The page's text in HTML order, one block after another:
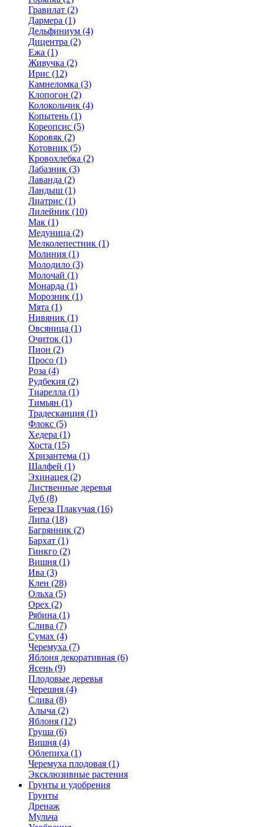
Гравилат (2)
Дармера (1)
Дельфиниум (4)
Дицентра (2)
Ежа (1)
Живучка (2)
Ирис (12)
Камнеломка (3)
Клопогон (2)
Колокольчик (4)
Копытень (1)
Кореопсис (5)
Коровяк (2)
Котовник (5)
Кровохлебка (2)
Лабазник (3)
Лаванда (2)
Ландыш (1)
Лиатрис (1)
Лилейник (10)
Мак (1)
Медуница (2)
Мелколепестник (1)
Молиния (1)
Молодило (3)
Молочай (1)
Монарда (1)
Морозник (1)
Мята (1)
Нивяник (1)
Овсяница (1)
Очиток (1)
Пион (2)
Просо (1)
Роза (4)
Рудбекия (2)
Тиарелла (1)
Тимьян (1)
Традесканция (1)
Флокс (5)
Хедера (1)
Хоста (15)
Хризантема (1)
Шалфей (1)
Эхинацея (2)
Лиственные деревья
Дуб (8)
Береза Плакучая (16)
Липа (18)
Багрянник (2)
Бархат (1)
Гинкго (2)
Вишня (1)
Ива (3)
Клен (28)
Ольха (5)
Орех (2)
Рябина (1)
Слива (7)
Сумах (4)
Черемуха (7)
Яблоня декоративная (6)
Ясень (9)
Плодовые деревья
Черешня (4)
Слива (8)
Алыча (2)
Яблоня (12)
Груша (6)
Вишня (4)
Облепиха (1)
Черемуха плодовая (1)
Эксклюзивные растения
Грунты и удобрения
Грунты
Дренаж
Мульча